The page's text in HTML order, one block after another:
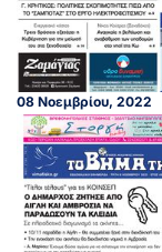
08 Νοεμβρίου, 2022